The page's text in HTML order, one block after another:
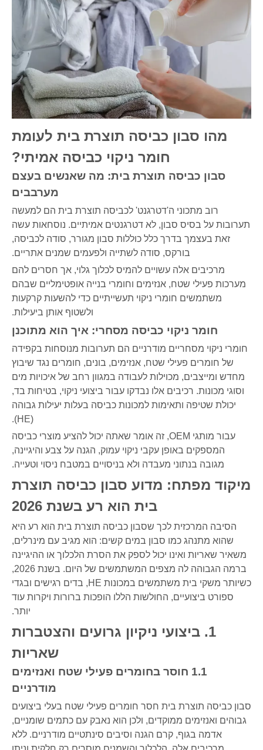
מהו סבון כביסה תוצרת בית לעומת
חומר ניקוי כביסה אמיתי?
סבון כביסה תוצרת בית: מה שאנשים בעצם
מערבבים
רוב מתכוני ה'דטרגנט' לכביסה תוצרת בית הם למעשה
תערובות על בסיס סבון, לא דטרגנטים אמיתיים. נוסחאות עשה
זאת בעצמך בדרך כלל כוללות סבון מגורר, סודה לכביסה,
בורקס, סודה לשתייה ולפעמים שמנים אתריים.
מרכיבים אלה עשויים להמיס לכלוך גלוי, אך חסרים להם
מערכות פעילי שטח, אנזימים וחומרי בנייה אופטימליים שבהם
משתמשים חומרי ניקוי תעשייתיים כדי להשעות קרקעות
ולשטוף אותן ביעילות.
חומר ניקוי כביסה מסחרי: איך הוא מתוכנן
חומרי ניקוי מסחריים מודרניים הם תערובות מנוסחות בקפידה
של חומרים פעילי שטח, אנזימים, בונים, חומרים נגד שיבוץ
מחדש ומייצבים, מכוילות לעבודה במגוון רחב של איכויות מים
וסוגי מכונות. רכיבים אלו נבדקו עבור ביצועי ניקוי, בטיחות בד,
יכולת שטיפה ותאימות למכונות כביסה בעלות יעילות גבוהה
(HE).
עבור מותגי OEM, זה אומר שאתה יכול להציע מוצרי כביסה
המספקים באופן עקבי ניקוי עמוק, הגנה על צבע והיגיינה,
מגובה בנתוני מעבדה ולא בניסויים במטבח ניסוי וטעייה.
מיקוד מפתח: מדוע סבון כביסה תוצרת
בית הוא רע בשנת 2026
הסיבה המרכזית לכך שסבון כביסה תוצרת בית הוא רע היא
שהוא מתנהג כמו סבון במים קשים: הוא מגיב עם מינרלים,
משאיר שאריות ואינו יכול לספק את הסרת הלכלוך או ההיגיינה
ברמה הגבוהה לה מצפים המשתמשים של היום. בשנת 2026,
כשיותר משקי בית משתמשים במכונות HE, בדים רגישים ובגדי
ספורט ביצועיים, החולשות הללו הופכות ברורות ויקרות עוד
יותר.
1. ביצועי ניקיון גרועים והצטברות
שאריות
1.1 חוסר בחומרים פעילי שטח ואנזימים
מודרניים
סבון כביסה תוצרת בית חסר חומרים פעילי שטח בעלי ביצועים
גבוהים ואנזימים ממוקדים, ולכן הוא נאבק עם כתמים שומניים,
אדמה בגוף, קרם הגנה וסיבים סינתטיים מודרניים. ללא